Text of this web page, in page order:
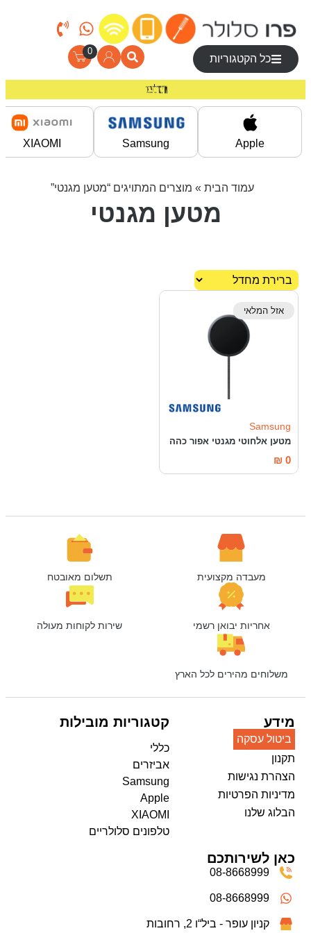
כל הקטגוריות
0
משלוח חינם בקניה מעל 200 ₪
מחירים מיוחדים לרוכשים באתר!
Apple
Samsung
XIAOMI
עמוד הבית » מוצרים המתויגים “מטען מגנטי”
מטען מגנטי
אזל המלאי
Samsung
מטען אלחוטי מגנטי אפור כהה
₪ 0
מעבדה מקצועית תשלום מאובטח
אחריות יבואן רשמי שירות לקוחות מעולה
משלוחים מהירים לכל הארץ
מידע
ביטול עסקה
תקנון
הצהרת נגישות
מדיניות הפרטיות
הבלוג שלנו
קטגוריות מובילות
כללי
אביזרים
Samsung
Apple
XIAOMI
טלפונים סלולריים
כאן לשירותכם
08-8668999
08-8668999
קניון עופר - ביל“ו 2, רחובות